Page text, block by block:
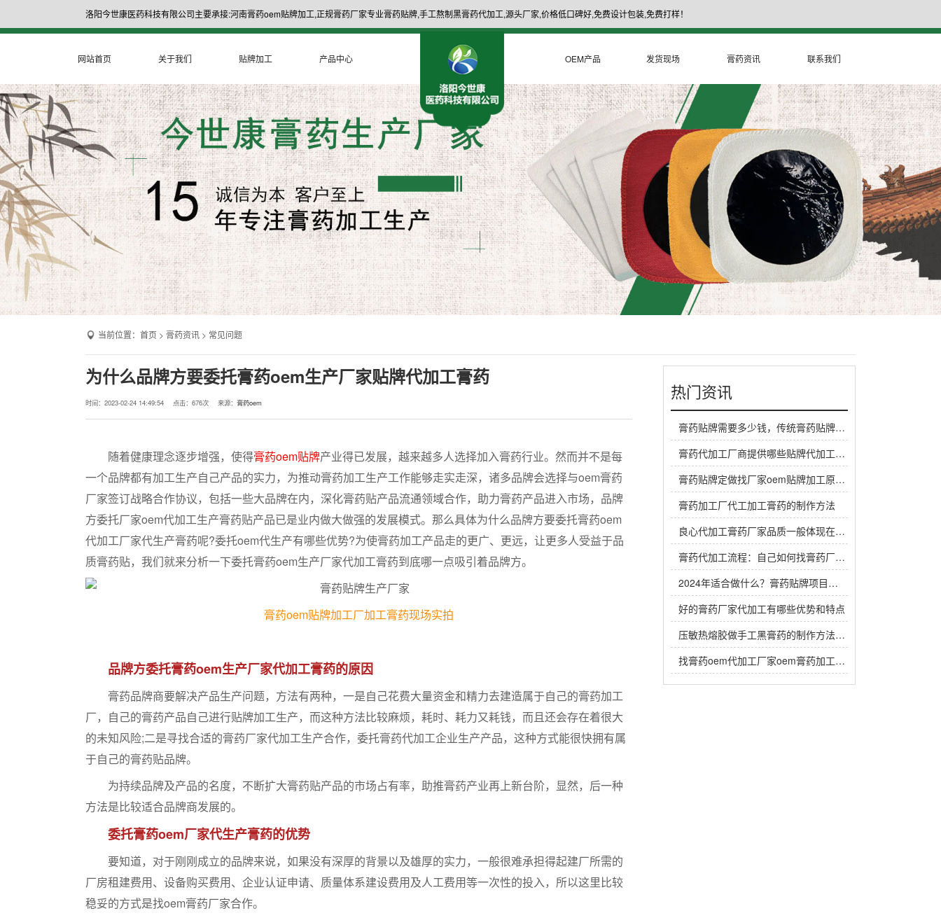
洛阳今世康医药科技有限公司主要承接:河南膏药oem贴牌加工,正规膏药厂家专业膏药贴牌,手工熬制黑膏药代加工,源头厂家,价格低口碑好,免费设计包装,免费打样！
网站首页 关于我们 贴牌加工 产品中心 OEM产品 发货现场 膏药资讯 联系我们
当前位置： 首页 > 膏药资讯 > 常见问题
为什么品牌方要委托膏药oem生产厂家贴牌代加工膏药
时间：2023-02-24 14:49:54 点击： 676次 来源： 膏药oem
随着健康理念逐步增强，使得膏药oem贴牌产业得已发展，越来越多人选择加入膏药行业。然而并不是每
一个品牌都有加工生产自己产品的实力，为推动膏药加工生产工作能够走实走深，诸多品牌会选择与oem膏药
厂家签订战略合作协议，包括一些大品牌在内，深化膏药贴产品流通领域合作，助力膏药产品进入市场，品牌
方委托厂家oem代加工生产膏药贴产品已是业内做大做强的发展模式。那么具体为什么品牌方要委托膏药oem
代加工厂家代生产膏药呢?委托oem代生产有哪些优势?为使膏药加工产品走的更广、更远，让更多人受益于品
质膏药贴，我们就来分析一下委托膏药oem生产厂家代加工膏药到底哪一点吸引着品牌方。
膏药oem贴牌加工厂加工膏药现场实拍
品牌方委托膏药oem生产厂家代加工膏药的原因
膏药品牌商要解决产品生产问题，方法有两种，一是自己花费大量资金和精力去建造属于自己的膏药加工
厂，自己的膏药产品自己进行贴牌加工生产，而这种方法比较麻烦，耗时、耗力又耗钱，而且还会存在着很大
的未知风险;二是寻找合适的膏药厂家代加工生产合作，委托膏药代加工企业生产产品，这种方式能很快拥有属
于自己的膏药贴品牌。
为持续品牌及产品的名度，不断扩大膏药贴产品的市场占有率，助推膏药产业再上新台阶，显然，后一种
方法是比较适合品牌商发展的。
委托膏药oem厂家代生产膏药的优势
要知道，对于刚刚成立的品牌来说，如果没有深厚的背景以及雄厚的实力，一般很难承担得起建厂所需的
厂房租建费用、设备购买费用、企业认证申请、质量体系建设费用及人工费用等一次性的投入，所以这里比较
稳妥的方式是找oem膏药厂家合作。
热门资讯
膏药贴牌需要多少钱，传统膏药贴牌厂家一般怎么收费
膏药代加工厂商提供哪些贴牌代加工定制服务？
膏药贴牌定做找厂家oem贴牌加工原料谁来提供？
膏药加工厂代工加工膏药的制作方法
良心代加工膏药厂家品质一般体现在哪里？
膏药代加工流程：自己如何找膏药厂家代工生产做膏药
2024年适合做什么？膏药贴牌项目是个赚钱机会
好的膏药厂家代加工有哪些优势和特点
压敏热熔胶做手工黑膏药的制作方法，热熔胶在黑膏药中放多少？
找膏药oem代加工厂家oem膏药加工生产注意事项有哪些？